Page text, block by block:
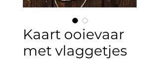
Kaart ooievaar
met vlaggetjes